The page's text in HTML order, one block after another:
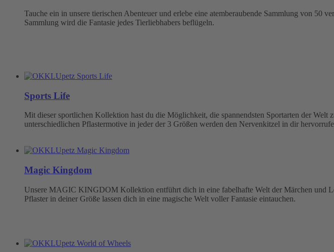
Tauche ein in unsere tierischen Abenteuer und erlebe eine atemberaubende Sammlung von 50
Sammlung wird die Fantasie jedes Tierliebhabers beflügeln.
Sports Life
Mit dieser sportlichen Kollektion hast du die Möglichkeit, die spannendsten Sportarten der
unterschiedlichen Pflastermotive in jeder der 3 Größen werden den Nervenkitzel in dir
Magic Kingdom
Unsere MAGIC KINGDOM Kollektion entführt dich in eine fabelhafte Welt der Märchen und
Pflaster in deiner Größe lassen dich in eine magische Welt voller Fantasie eintauchen.